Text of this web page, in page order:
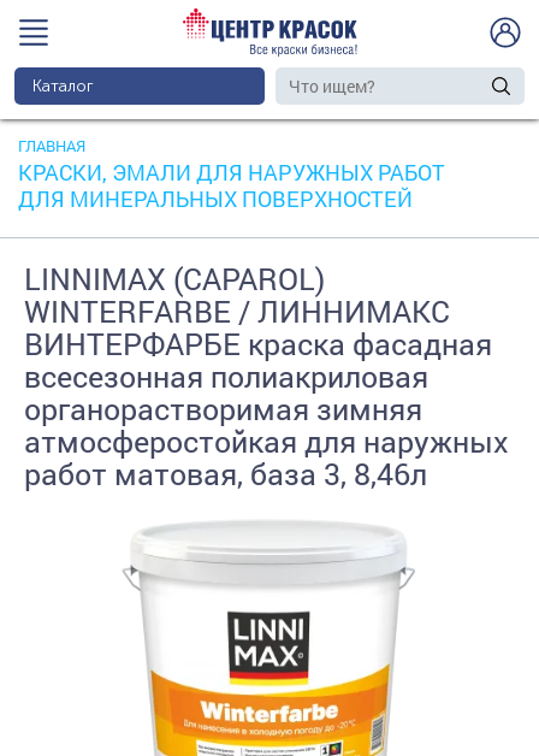
Каталог
ГЛАВНАЯ
КРАСКИ, ЭМАЛИ ДЛЯ НАРУЖНЫХ РАБОТ
ДЛЯ МИНЕРАЛЬНЫХ ПОВЕРХНОСТЕЙ
LINNIMAX (CAPAROL)
WINTERFARBE / ЛИННИМАКС
ВИНТЕРФАРБЕ краска фасадная
всесезонная полиакриловая
органорастворимая зимняя
атмосферостойкая для наружных
работ матовая, база 3, 8,46л